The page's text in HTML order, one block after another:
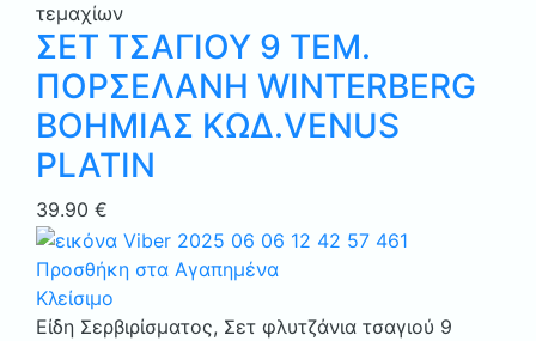
τεμαχίων
ΣΕΤ ΤΣΑΓΙΟΥ 9 ΤΕΜ.
ΠΟΡΣΕΛΑΝΗ WINTERBERG
ΒΟΗΜΙΑΣ ΚΩΔ.VENUS
PLATIN
39.90 €
Προσθήκη στα Αγαπημένα
Κλείσιμο
Είδη Σερβιρίσματος, Σετ φλυτζάνια τσαγιού 9